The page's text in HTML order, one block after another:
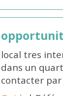
local tres
dans un
contacter